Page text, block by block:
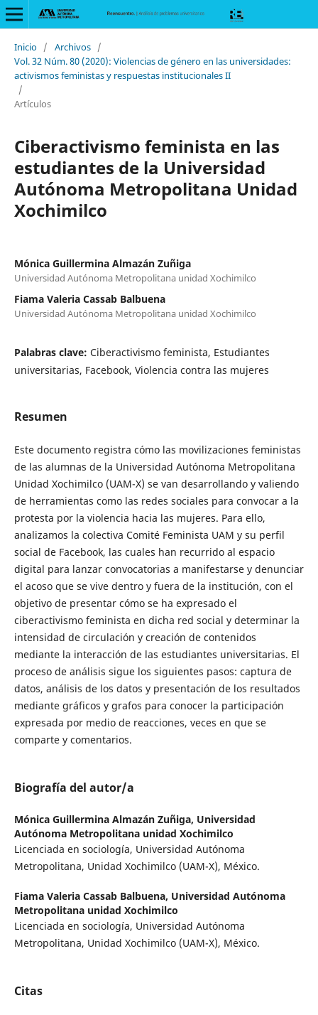
Inicio / Archivos /
Vol. 32 Núm. 80 (2020): Violencias de género en las universidades:
activismos feministas y respuestas institucionales II
/
Artículos
Ciberactivismo feminista en las
estudiantes de la Universidad
Autónoma Metropolitana Unidad
Xochimilco
Mónica Guillermina Almazán Zuñiga
Universidad Autónoma Metropolitana unidad Xochimilco
Fiama Valeria Cassab Balbuena
Universidad Autónoma Metropolitana unidad Xochimilco
Palabras clave: Ciberactivismo feminista, Estudiantes
universitarias, Facebook, Violencia contra las mujeres
Resumen
Este documento registra cómo las movilizaciones feministas
de las alumnas de la Universidad Autónoma Metropolitana
Unidad Xochimilco (UAM-X) se van desarrollando y valiendo
de herramientas como las redes sociales para convocar a la
protesta por la violencia hacia las mujeres. Para ello,
analizamos la colectiva Comité Feminista UAM y su perfil
social de Facebook, las cuales han recurrido al espacio
digital para lanzar convocatorias a manifestarse y denunciar
el acoso que se vive dentro y fuera de la institución, con el
objetivo de presentar cómo se ha expresado el
ciberactivismo feminista en dicha red social y determinar la
intensidad de circulación y creación de contenidos
mediante la interacción de las estudiantes universitarias. El
proceso de análisis sigue los siguientes pasos: captura de
datos, análisis de los datos y presentación de los resultados
mediante gráficos y grafos para conocer la participación
expresada por medio de reacciones, veces en que se
comparte y comentarios.
Biografía del autor/a
Mónica Guillermina Almazán Zuñiga, Universidad
Autónoma Metropolitana unidad Xochimilco
Licenciada en sociología, Universidad Autónoma
Metropolitana, Unidad Xochimilco (UAM-X), México.
Fiama Valeria Cassab Balbuena, Universidad Autónoma
Metropolitana unidad Xochimilco
Licenciada en sociología, Universidad Autónoma
Metropolitana, Unidad Xochimilco (UAM-X), México.
Citas